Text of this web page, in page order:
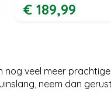
€ 189,99
veel meer
neem dan